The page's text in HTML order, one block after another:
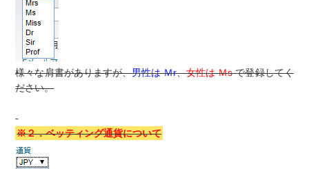
様々な肩書がありますが、男性は Ｍr、女性は Ｍsで登録してく
ださい。
※２．ベッティング通貨について